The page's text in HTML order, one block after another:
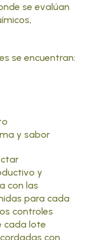
se evalúan
se encuentran:
y sabor
y
con las
para cada
controles
cada lote
con